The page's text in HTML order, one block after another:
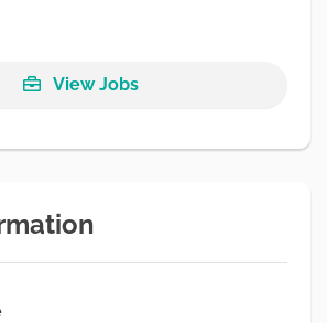
View Jobs